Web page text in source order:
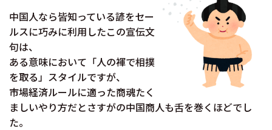
中国人なら皆知っている諺をセー
ルスに巧みに利用したこの宣伝文
句は、
ある意味において「人の褌で相撲
を取る」スタイルですが、
市場経済ルールに適った商魂たく
ましいやり方だとさすがの中国商人も舌を巻くほどでし
た。